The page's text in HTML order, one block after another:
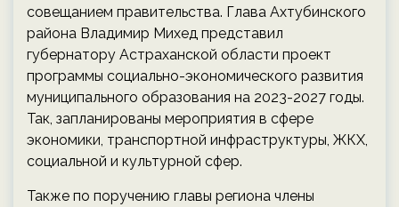
совещанием правительства. Глава Ахтубинского
района Владимир Михед представил
губернатору Астраханской области проект
программы социально-экономического развития
муниципального образования на 2023-2027 годы.
Так, запланированы мероприятия в сфере
экономики, транспортной инфраструктуры, ЖКХ,
социальной и культурной сфер.
Также по поручению главы региона члены